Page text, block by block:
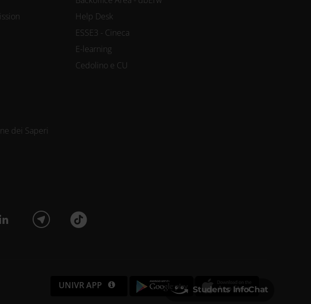
dei Saperi
Help Desk
ESSE3 - Cineca
E-learning
Cedolino e CU
UNIVR APP Students InfoChat